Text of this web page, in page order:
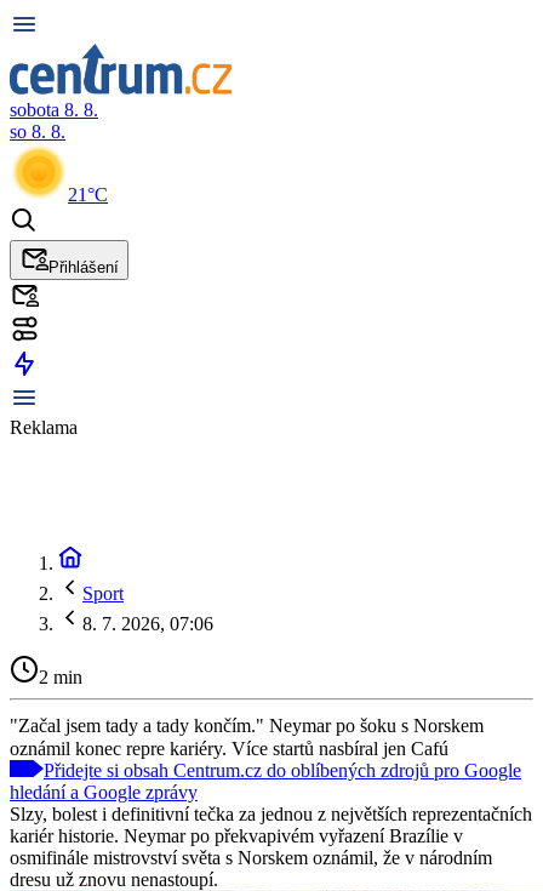
sobota 8. 8.
so 8. 8.
21°C
Přihlášení
Reklama
Sport
8. 7. 2026, 07:06
2 min
"Začal jsem tady a tady končím." Neymar po šoku s Norskem
oznámil konec repre kariéry. Více startů nasbíral jen Cafú
Přidejte si obsah Centrum.cz do oblíbených zdrojů pro Google
hledání a Google zprávy
Slzy, bolest i definitivní tečka za jednou z největších reprezentačních
kariér historie. Neymar po překvapivém vyřazení Brazílie v
osmifinále mistrovství světa s Norskem oznámil, že v národním
dresu už znovu nenastoupí.